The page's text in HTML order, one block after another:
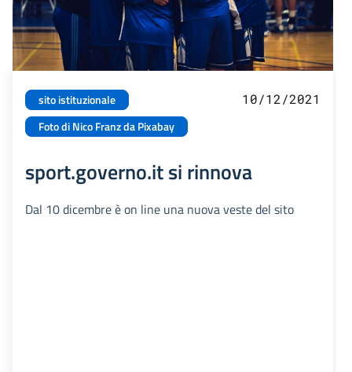
sito istituzionale
Foto di Nico Franz da Pixabay
10/12/2021
sport.governo.it si rinnova
Dal 10 dicembre è on line una nuova veste del sito